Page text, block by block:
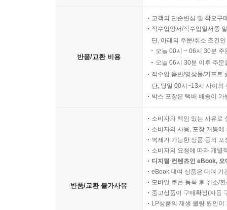
반품/교환 비용
고객의 단순변심 및 착오구
직수입양서/직수입일서중
단, 아래의 주문/취소 조건
오늘 00시 ~ 06시 30분
오늘 06시 30분 이후 주
직수입 음반/영상물/기프트
단, 당일 00시~13시 사이의
박스 포장은 택배 배송이
반품/교환 불가사유
소비자의 책임 있는 사유로
소비자의 사용, 포장 개봉
복제가 가능한 상품 등의
소비자의 요청에 따라 개별
디지털 컨텐츠인 eBook,
eBook 대여 상품은 대여 기
모바일 쿠폰 등록 후 취소/
중고상품이 구매확정(자동
LP상품의 재생 불량 원인